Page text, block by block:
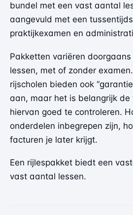
bundel met een vast aantal
aangevuld met een
praktijkexamen en
Pakketten variëren
lessen, met of zonder
rijscholen bieden ook
aan, maar het is belangrijk de
hiervan goed te controleren.
onderdelen inbegrepen zijn,
facturen je later krijgt.
Een rijlespakket biedt een
vast aantal lessen.